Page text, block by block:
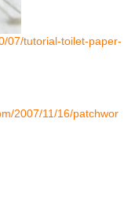
07/tutorial-toilet-paper-
2007/11/16/patchwor